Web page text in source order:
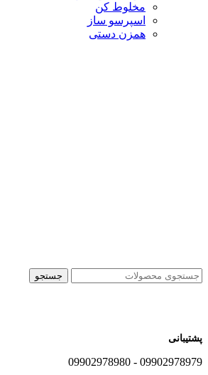
مخلوط کن
اسپرسو ساز
همزن دستی
جستجو
پشتیبانی
09902978979 - 09902978980